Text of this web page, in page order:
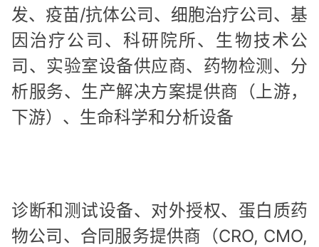
发、疫苗/抗体公司、细胞治疗公司、基
因治疗公司、科研院所、生物技术公
司、实验室设备供应商、药物检测、分
析服务、生产解决方案提供商（上游，
下游）、生命科学和分析设备
诊断和测试设备、对外授权、蛋白质药
物公司、合同服务提供商（CRO, CMO,